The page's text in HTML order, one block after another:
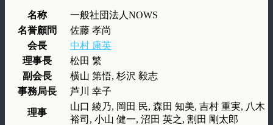
名称
一般社団法人NOWS
名誉顧問
佐藤 孝尚
会長
中村 康英
理事長
松田 繁
副会長
横山 第悟, 杉沢 毅志
事務局長
芦川 幸子
理事
山口 綾乃, 岡田 民, 森田 知美, 吉村 重実, 八木
裕司, 小山 健一, 沼田 英之, 割田 剛太郎